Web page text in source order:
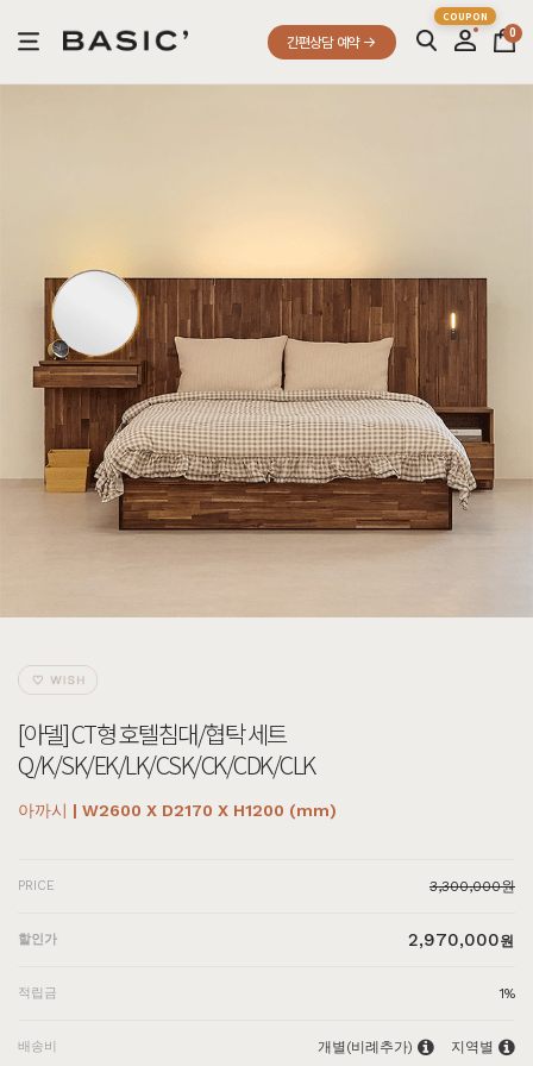
간편상담 예약
0
[아델] CT형 호텔침대/협탁 세트
Q/K/SK/EK/LK/CSK/CK/CDK/CLK
아까시 | W2600 X D2170 X H1200 (mm)
PRICE 3,300,000원
할인가 2,970,000원
적립금 1%
배송비 개별(비례추가) 지역별